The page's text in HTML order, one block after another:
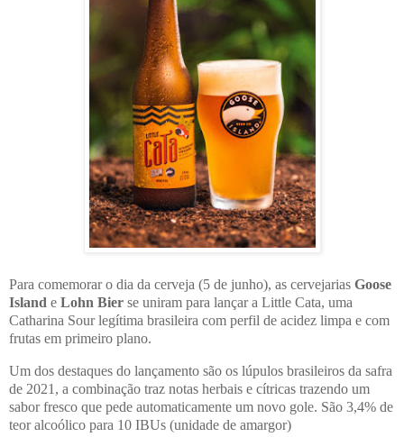
Para comemorar o dia da cerveja (5 de junho), as cervejarias Goose
Island e Lohn Bier se uniram para lançar a Little Cata, uma
Catharina Sour legítima brasileira com perfil de acidez limpa e com
frutas em primeiro plano.
Um dos destaques do lançamento são os lúpulos brasileiros da safra
de 2021, a combinação traz notas herbais e cítricas trazendo um
sabor fresco que pede automaticamente um novo gole. São 3,4% de
teor alcoólico para 10 IBUs (unidade de amargor)